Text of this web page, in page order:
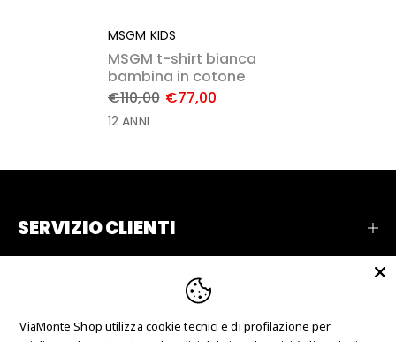
MSGM KIDS
MSGM t-shirt bianca
bambina in cotone
€110,00 €77,00
12 ANNI
SERVIZIO CLIENTI
AZIENDA
ViaMonte Shop utilizza cookie tecnici e di profilazione per